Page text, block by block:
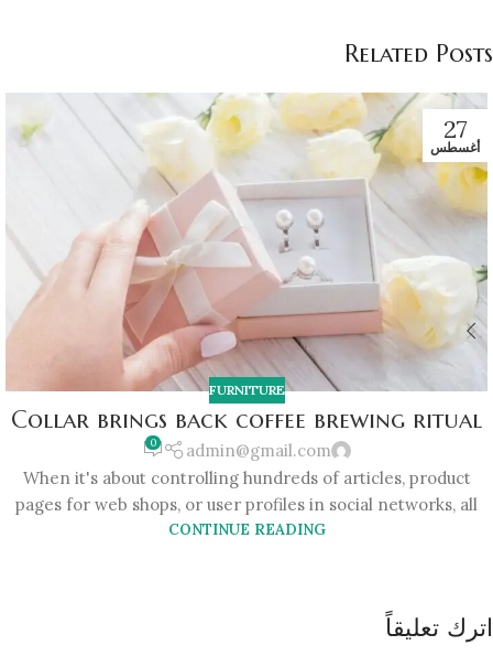
Related Posts
27
أغسطس
FURNITURE
Collar brings back coffee brewing ritual
admin@gmail.com
0
When it's about controlling hundreds of articles, product
pages for web shops, or user profiles in social networks, all
CONTINUE READING
اترك تعليقاً